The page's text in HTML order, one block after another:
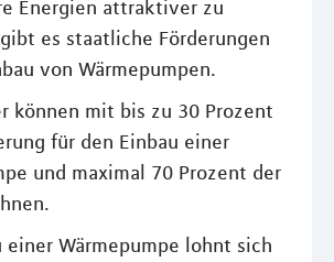
Energien attraktiver zu
es staatliche Förderungen
von Wärmepumpen.
können mit bis zu 30 Prozent
für den Einbau einer
und maximal 70 Prozent der
einer Wärmepumpe lohnt sich